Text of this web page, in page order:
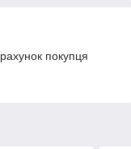
покупця